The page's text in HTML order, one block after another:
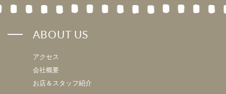
ABOUT US
アクセス
会社概要
お店＆スタッフ紹介